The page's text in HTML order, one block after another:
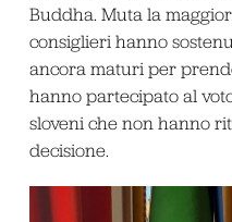
Buddha. Muta la
consiglieri hanno
ancora maturi per
hanno partecipato al
sloveni che non hanno
decisione.